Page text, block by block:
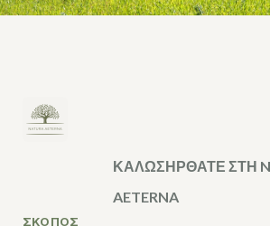
ΚΑΛΩΣΗΡΘΑΤΕ ΣΤΗ
AETERNA
ΣΚΟΠΟΣ